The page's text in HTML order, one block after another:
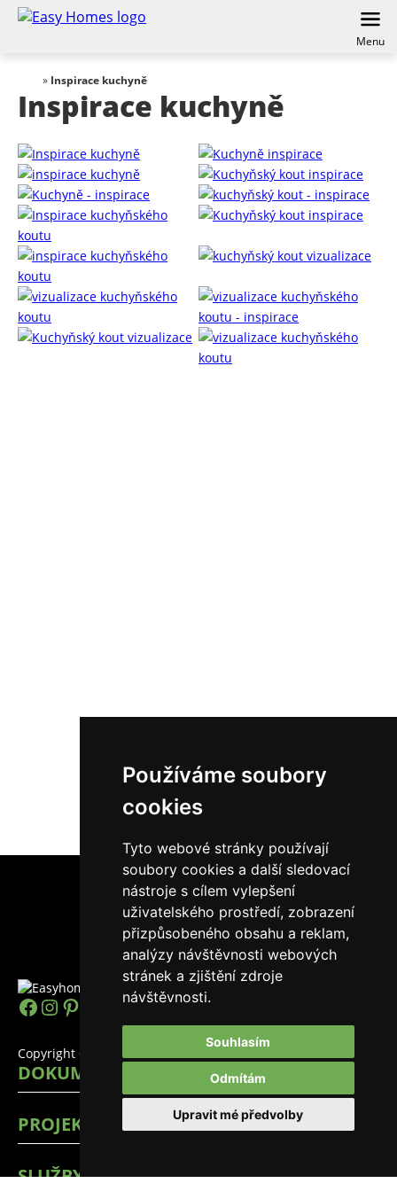
Používáme soubory
cookies
Tyto webové stránky používají
soubory cookies a další sledovací
nástroje s cílem vylepšení
uživatelského prostředí, zobrazení
přizpůsobeného obsahu a reklam,
analýzy návštěvnosti webových
stránek a zjištění zdroje
návštěvnosti.
Souhlasím
Odmítám
Upravit mé předvolby
Menu
» Inspirace kuchyně
Inspirace kuchyně
https://www.facebook.com/
Instagram
Pinterest
YouTube
LinkedIn
TikTok
Copyright © 2026 EasyHomes
DOKUMENTY
PROJEKTY
SLUŽBY